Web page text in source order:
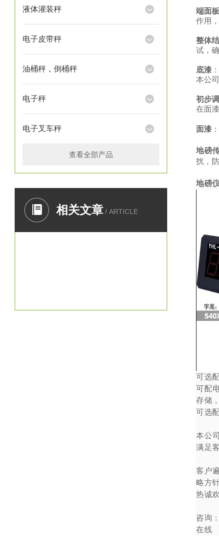
液体灌装秤
电子皮带秤
油桶秤，倒桶秤
电子秤
电子叉车秤
查看全部产品
相关文章 / ARTICLE
端面
作用
整体
试，
底漆
本公
初步
在面
面漆 ：
地磅
扰，
地磅
可选
可配
存储
可选
本公
满足
客户
略方
热诚
咨询
在线